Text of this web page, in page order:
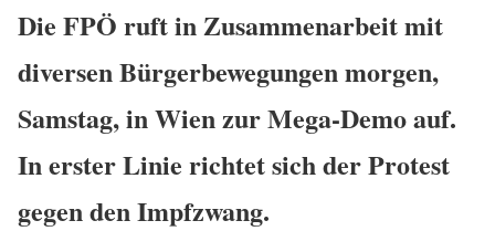
Die FPÖ ruft in Zusammenarbeit mit
diversen Bürgerbewegungen morgen,
Samstag, in Wien zur Mega-Demo auf.
In erster Linie richtet sich der Protest
gegen den Impfzwang.